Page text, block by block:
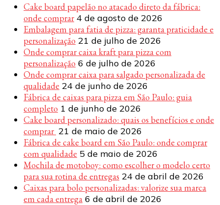
Cake board papelão no atacado direto da fábrica:
onde comprar 4 de agosto de 2026
Embalagem para fatia de pizza: garanta praticidade e
personalização 21 de julho de 2026
Onde comprar caixa kraft para pizza com
personalização 6 de julho de 2026
Onde comprar caixa para salgado personalizada de
qualidade 24 de junho de 2026
Fábrica de caixas para pizza em São Paulo: guia
completo 1 de junho de 2026
Cake board personalizado: quais os benefícios e onde
comprar 21 de maio de 2026
Fábrica de cake board em São Paulo: onde comprar
com qualidade 5 de maio de 2026
Mochila de motoboy: como escolher o modelo certo
para sua rotina de entregas 24 de abril de 2026
Caixas para bolo personalizadas: valorize sua marca
em cada entrega 6 de abril de 2026